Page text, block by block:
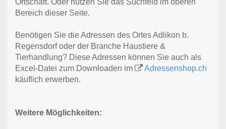
Ortschaft. Oder nutzen Sie das Suchfeld im oberen
Bereich dieser Seite.
Benötigen Sie die Adressen des Ortes Adlikon b.
Regensdorf oder der Branche Haustiere &
Tierhandlung? Diese Adressen können Sie auch als
Excel-Datei zum Downloaden im
Adressenshop.ch
käuflich erwerben.
Weitere Möglichkeiten: